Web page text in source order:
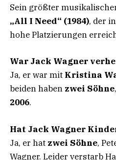
Sein größter
„All I Need“ (1984), der
hohe Platzierungen
War Jack Wagner
Ja, er war mit Kristina
beiden haben zwei Söhne
2006.
Hat Jack Wagner
Ja, er hat zwei Söhne,
Wagner. Leider verstarb